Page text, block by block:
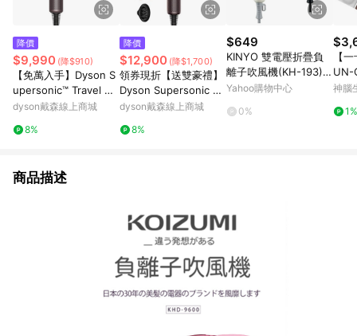
降價
$9,990 (降$910)
【免萬入手】Dyson S
upersonic™ Travel HD
19 隨行吹風機 (粉霧玫
dyson戴森線上商城
8%
降價
$12,900 (降$1,700)
領券現折【送雙豪禮】
Dyson Supersonic N
ural™ HD16 全新一代
dyson戴森線上商城
8%
$649
KINYO 雙電壓折疊負
離子吹風機(KH-193)1
入 款式可選 附專屬收
禁送 DS016777
Yahoo購物中心
0%
【
UN-
神腦
1%
商品描述